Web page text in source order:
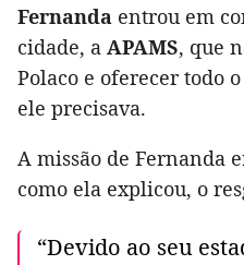
Fernanda entrou em
cidade, a APAMS, que
Polaco e oferecer todo o
ele precisava.
A missão de Fernanda
como ela explicou, o
“Devido ao seu